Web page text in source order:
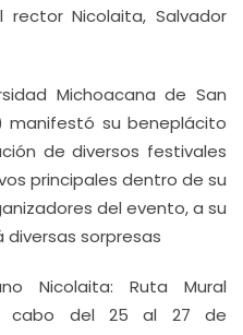
Nicolaita, Salvador
Michoacana de San
manifestó su beneplácito
de diversos festivales
principales dentro de su
del evento, a su
sorpresas
Nicolaita: Ruta Mural
cabo del 25 al 27 de